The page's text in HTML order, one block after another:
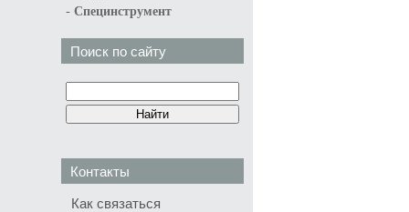
- Специнструмент
Поиск по сайту
Контакты
Как связаться